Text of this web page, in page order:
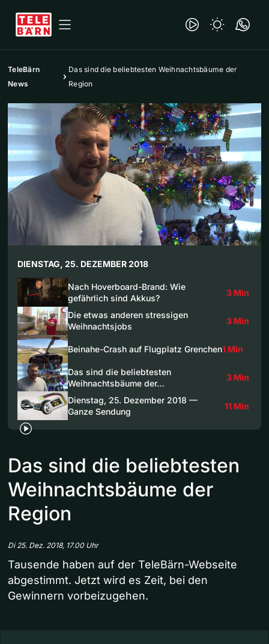
TeleBärn
News
Das sind die beliebtesten Weihnachtsbäume der
Region
DIENSTAG, 25. DEZEMBER 2018
Nach Hoverboard-Brand: Wie
gefährlich sind Akkus?
3 Min
Die etwas anderen stressigen
Weihnachtsjobs
3 Min
Beinahe-Crash auf Flugplatz Grenchen1 Min
Das sind die beliebtesten
Weihnachtsbäume der…
3 Min
Dienstag, 25. Dezember 2018 —
Ganze Sendung
11 Min
Das sind die beliebtesten
Weihnachtsbäume der
Region
Di 25. Dez. 2018, 17.00 Uhr
Tausende haben auf der TeleBärn-Webseite
abgestimmt. Jetzt wird es Zeit, bei den
Gewinnern vorbeizugehen.